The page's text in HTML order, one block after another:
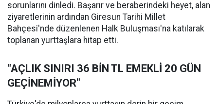
sorunlarını dinledi. Başarır ve beraberindeki heyet, alan
ziyaretlerinin ardından Giresun Tarihi Millet
Bahçesi'nde düzenlenen Halk Buluşması'na katılarak
toplanan yurttaşlara hitap etti.
"AÇLIK SINIRI 36 BİN TL EMEKLİ 20 GÜN
GEÇİNEMİYOR"